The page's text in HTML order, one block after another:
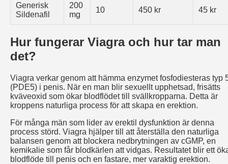
Generisk
Sildenafil
200
mg
10 450 kr 45 kr
Hur fungerar Viagra och hur tar man
det?
Viagra verkar genom att hämma enzymet fosfodiesteras typ
(PDE5) i penis. När en man blir sexuellt upphetsad, frisätts
kväveoxid som ökar blodflödet till svällkropparna. Detta är
kroppens naturliga process för att skapa en erektion.
För många män som lider av erektil dysfunktion är denna
process störd. Viagra hjälper till att återställa den naturliga
balansen genom att blockera nedbrytningen av cGMP, en
kemikalie som får blodkärlen att vidgas. Resultatet blir ett
blodflöde till penis och en fastare, mer varaktig erektion.